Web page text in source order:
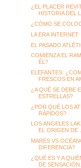
¿EL PLACER
HISTORIA DEL
¿CÓMO SE
LA ERA
EL PASADO
COMIENZA EL
ÉL?
ELEFANTES:
FRESCOS EN
¿A QUÉ SE DEBE
ESTRELLAS?
¿POR QUÉ LOS
RÁPIDOS?
LOS ANGELES
EL ORIGEN DE ...
MARES VS
DIFERENCIA?
¿QUÉ ES Y A
DE SENSACIÓN...